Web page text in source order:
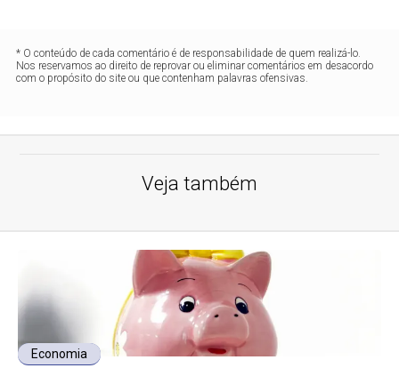
* O conteúdo de cada comentário é de responsabilidade de quem realizá-lo.
Nos reservamos ao direito de reprovar ou eliminar comentários em desacordo
com o propósito do site ou que contenham palavras ofensivas.
Veja também
Economia